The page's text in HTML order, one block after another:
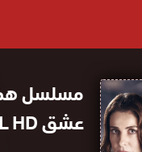
عشق FULL HD